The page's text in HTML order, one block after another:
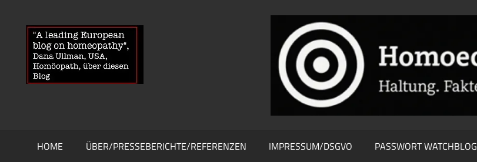
springen
HOMOEOPATHIEWATCHBLOG
News
über
Homöopathie
und
Globuli-
HOME ÜBER/PRESSEBERICHTE/REFERENZEN IMPRESSUM/DSGVO PASSWORT WATCHBLOG